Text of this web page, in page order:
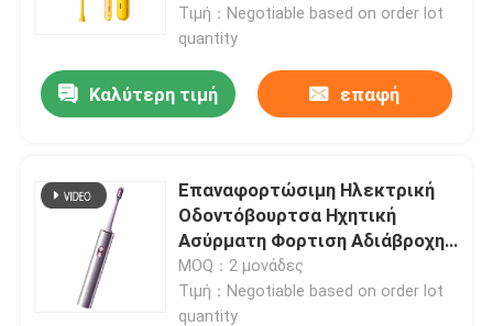
Τιμή：Negotiable based on order lot
quantity
Καλύτερη τιμή επαφή
Επαναφορτώσιμη Ηλεκτρική
Οδοντόβουρτσα Ηχητική
Ασύρματη Φορτιση Αδιάβροχη
Οδοντόβουρτσα Ηλεκτρική
MOQ：2 μονάδες
Τιμή：Negotiable based on order lot
quantity